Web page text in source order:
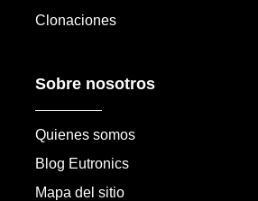
Clonaciones
Sobre nosotros
Quienes somos
Blog Eutronics
Mapa del sitio